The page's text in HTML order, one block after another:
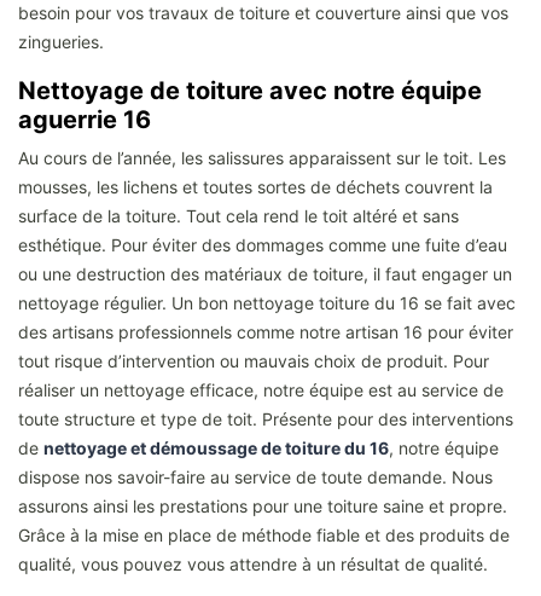
besoin pour vos travaux de toiture et couverture ainsi que vos
zingueries.
Nettoyage de toiture avec notre équipe
aguerrie 16
Au cours de l’année, les salissures apparaissent sur le toit. Les
mousses, les lichens et toutes sortes de déchets couvrent la
surface de la toiture. Tout cela rend le toit altéré et sans
esthétique. Pour éviter des dommages comme une fuite d’eau
ou une destruction des matériaux de toiture, il faut engager un
nettoyage régulier. Un bon nettoyage toiture du 16 se fait avec
des artisans professionnels comme notre artisan 16 pour éviter
tout risque d’intervention ou mauvais choix de produit. Pour
réaliser un nettoyage efficace, notre équipe est au service de
toute structure et type de toit. Présente pour des interventions
de nettoyage et démoussage de toiture du 16, notre équipe
dispose nos savoir-faire au service de toute demande. Nous
assurons ainsi les prestations pour une toiture saine et propre.
Grâce à la mise en place de méthode fiable et des produits de
qualité, vous pouvez vous attendre à un résultat de qualité.